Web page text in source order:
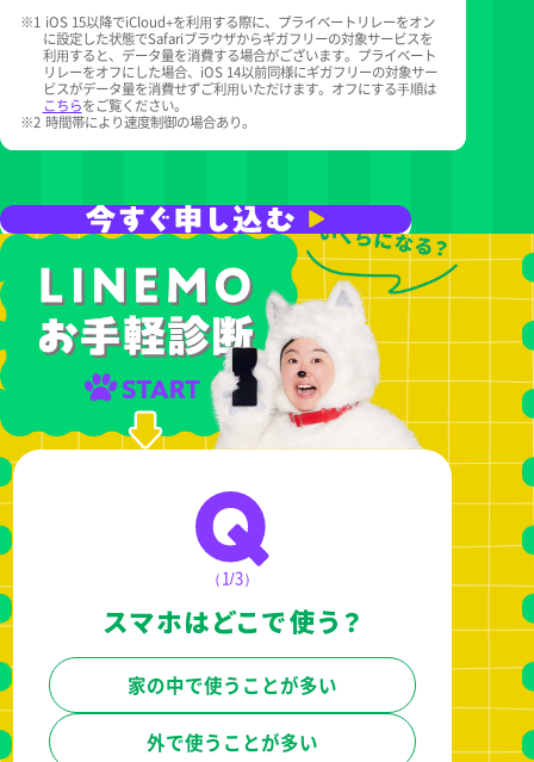
※1 iOS 15以降でiCloud+を利⽤する際に、プライベートリレーをオン
に設定した状態でSafariブラウザからギガフリーの対象サービスを
利⽤すると、データ量を消費する場合がございます。プライベート
リレーをオフにした場合、iOS 14以前同様にギガフリーの対象サー
ビスがデータ量を消費せずご利⽤いただけます。オフにする⼿順は
こちらをご覧ください。
※2 時間帯により速度制御の場合あり。
（1/3）
スマホはどこで使う？
家の中で使うことが多い
外で使うことが多い